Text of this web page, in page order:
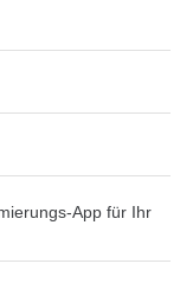
App für Ihr